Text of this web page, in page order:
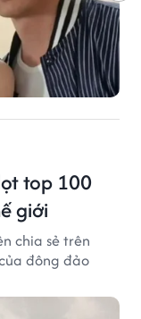
top 100
giới
chia sẻ trên
đông đảo